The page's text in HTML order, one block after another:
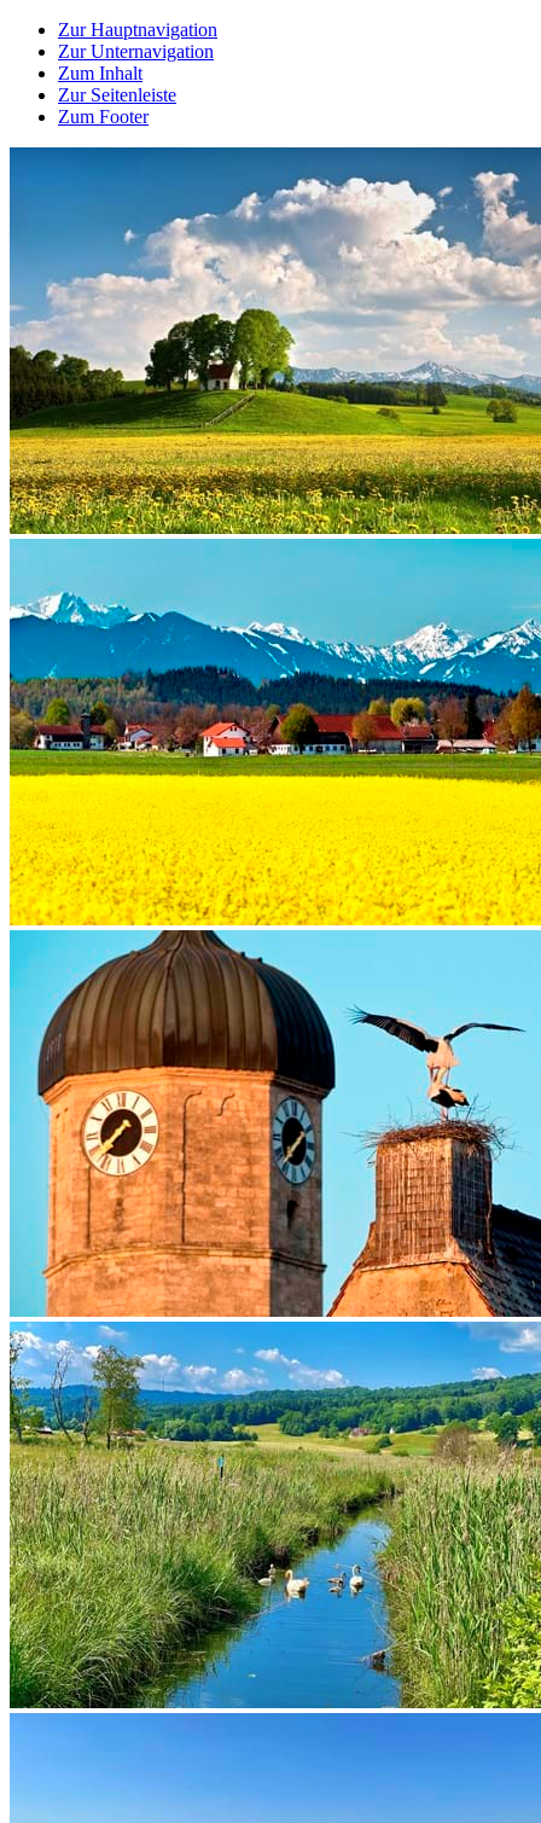
Zur Hauptnavigation
Zur Unternavigation
Zum Inhalt
Zur Seitenleiste
Zum Footer